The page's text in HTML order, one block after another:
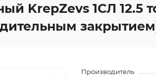
KrepZevs 1СЛ 12.5
Производитель